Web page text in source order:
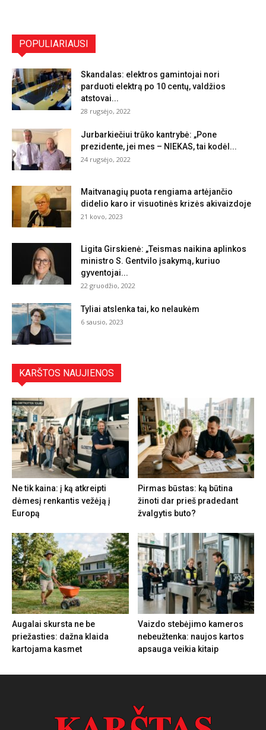
POPULIARIAUSI
Skandalas: elektros gamintojai nori
parduoti elektrą po 10 centų, valdžios
atstovai...
28 rugsėjo, 2022
Jurbarkiečiui trūko kantrybė: „Pone
prezidente, jei mes – NIEKAS, tai kodėl...
24 rugsėjo, 2022
Maitvanagių puota rengiama artėjančio
didelio karo ir visuotinės krizės akivaizdoje
21 kovo, 2023
Ligita Girskienė: „Teismas naikina aplinkos
ministro S. Gentvilo įsakymą, kuriuo
gyventojai...
22 gruodžio, 2022
Tyliai atslenka tai, ko nelaukėm
6 sausio, 2023
KARŠTOS NAUJIENOS
Ne tik kaina: į ką atkreipti
dėmesį renkantis vežėją į
Europą
Pirmas būstas: ką būtina
žinoti dar prieš pradedant
žvalgytis buto?
Augalai skursta ne be
priežasties: dažna klaida
kartojama kasmet
Vaizdo stebėjimo kameros
nebeužtenka: naujos kartos
apsauga veikia kitaip